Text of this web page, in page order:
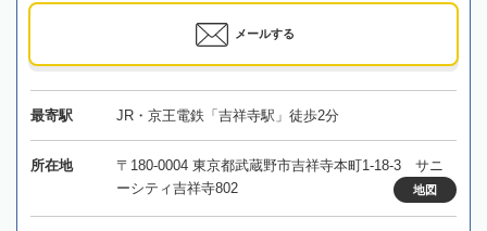
メールする
最寄駅 JR・京王電鉄「吉祥寺駅」徒歩2分
所在地
〒180-0004 東京都武蔵野市吉祥寺本町1-18-3 サニ
ーシティ吉祥寺802
地図